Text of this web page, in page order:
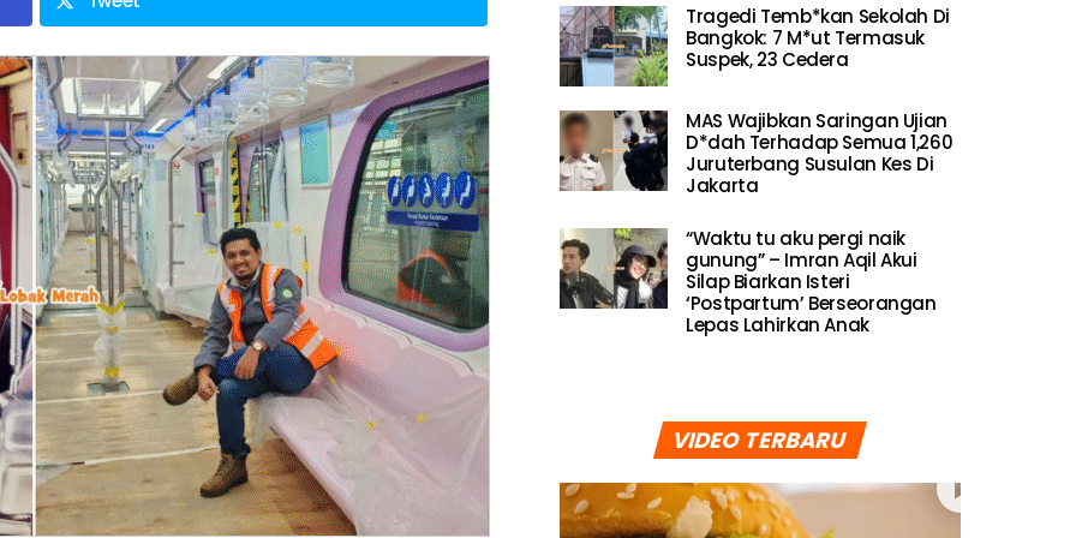
Tragedi Temb*kan Sekolah Di
Bangkok: 7 M*ut Termasuk
Suspek, 23 Cedera
MAS Wajibkan Saringan Ujian
D*dah Terhadap Semua 1,260
Juruterbang Susulan Kes Di
Jakarta
“Waktu tu aku pergi naik
gunung” – Imran Aqil Akui
Silap Biarkan Isteri
‘Postpartum’ Berseorangan
Lepas Lahirkan Anak
VIDEO TERBARU